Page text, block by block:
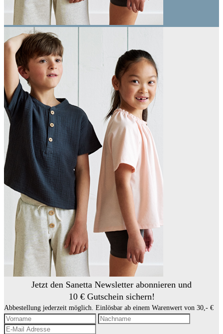
Jetzt den Sanetta Newsletter abonnieren und
10 € Gutschein sichern!
Abbestellung jederzeit möglich. Einlösbar ab einem Warenwert von 30,- €